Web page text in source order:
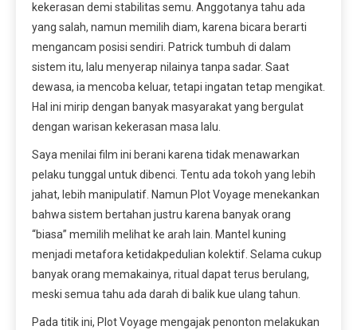
kekerasan demi stabilitas semu. Anggotanya tahu ada
yang salah, namun memilih diam, karena bicara berarti
mengancam posisi sendiri. Patrick tumbuh di dalam
sistem itu, lalu menyerap nilainya tanpa sadar. Saat
dewasa, ia mencoba keluar, tetapi ingatan tetap mengikat.
Hal ini mirip dengan banyak masyarakat yang bergulat
dengan warisan kekerasan masa lalu.
Saya menilai film ini berani karena tidak menawarkan
pelaku tunggal untuk dibenci. Tentu ada tokoh yang lebih
jahat, lebih manipulatif. Namun Plot Voyage menekankan
bahwa sistem bertahan justru karena banyak orang
“biasa” memilih melihat ke arah lain. Mantel kuning
menjadi metafora ketidakpedulian kolektif. Selama cukup
banyak orang memakainya, ritual dapat terus berulang,
meski semua tahu ada darah di balik kue ulang tahun.
Pada titik ini, Plot Voyage mengajak penonton melakukan